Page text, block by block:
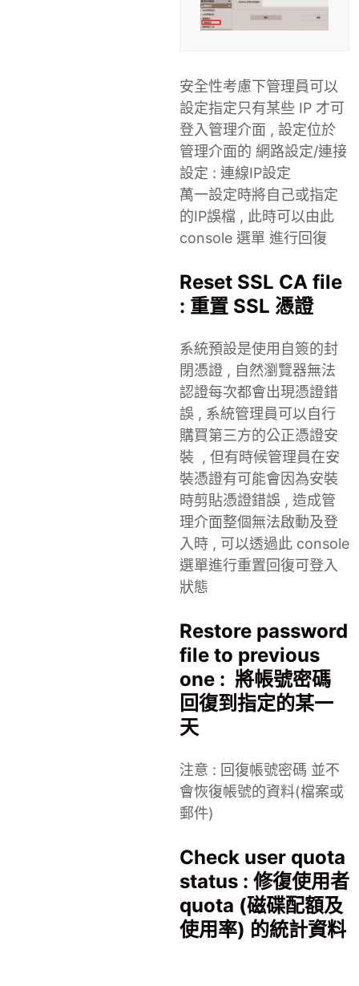
安全性考慮下管理員可以
設定指定只有某些 IP 才可
登入管理介面 , 設定位於
管理介面的 網路設定/連接
設定 : 連線IP設定
萬一設定時將自己或指定
的IP誤檔 , 此時可以由此
console 選單 進行回復
Reset SSL CA file
: 重置 SSL 憑證
系統預設是使用自簽的封
閉憑證 , 自然瀏覽器無法
認證每次都會出現憑證錯
誤 , 系統管理員可以自行
購買第三方的公正憑證安
裝 , 但有時候管理員在安
裝憑證有可能會因為安裝
時剪貼憑證錯誤 , 造成管
理介面整個無法啟動及登
入時 , 可以透過此 console
選單進行重置回復可登入
狀態
Restore password
file to previous
one : 將帳號密碼
回復到指定的某一
天
注意 : 回復帳號密碼 並不
會恢復帳號的資料(檔案或
郵件)
Check user quota
status : 修復使用者
quota (磁碟配額及
使用率) 的統計資料